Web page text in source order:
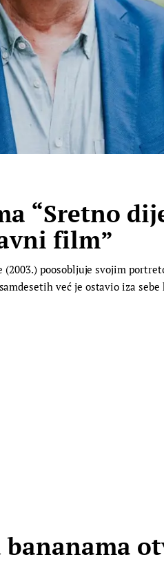
“Sretno
film”
poosobljuje svojim
već je ostavio iza
bananama